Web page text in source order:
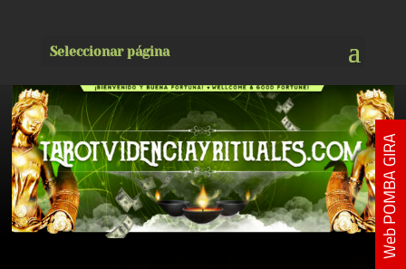
Seleccionar página
Web POMBA GIRA